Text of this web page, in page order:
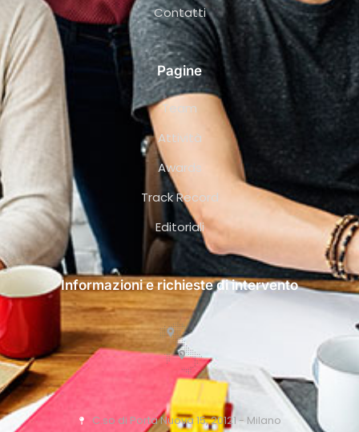
Contatti
Pagine
Team
Attività
Awards
Track Record
Editoriali
Informazioni e richieste di intervento
C.so di Porta Nuova 15, 20121 - Milano